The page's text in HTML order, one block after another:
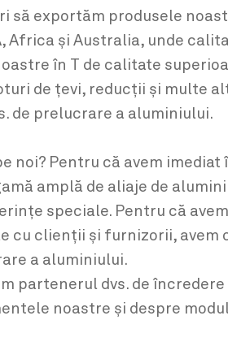
să exportăm produsele
Africa și Australia, unde
în T de calitate
de țevi, reducții și multe
de prelucrare a aluminiului.
noi? Pentru că avem
amplă de aliaje de
speciale. Pentru că
cu clienții și furnizorii, avem
a aluminiului.
partenerul dvs. de
noastre și despre